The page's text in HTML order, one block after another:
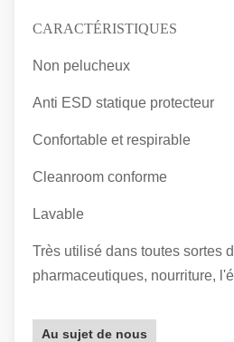
CARACTÉRISTIQUES
Non pelucheux
Anti ESD statique protecteur
Confortable et respirable
Cleanroom conforme
Lavable
Très utilisé dans toutes sortes
pharmaceutiques, nourriture,
Au sujet de nous